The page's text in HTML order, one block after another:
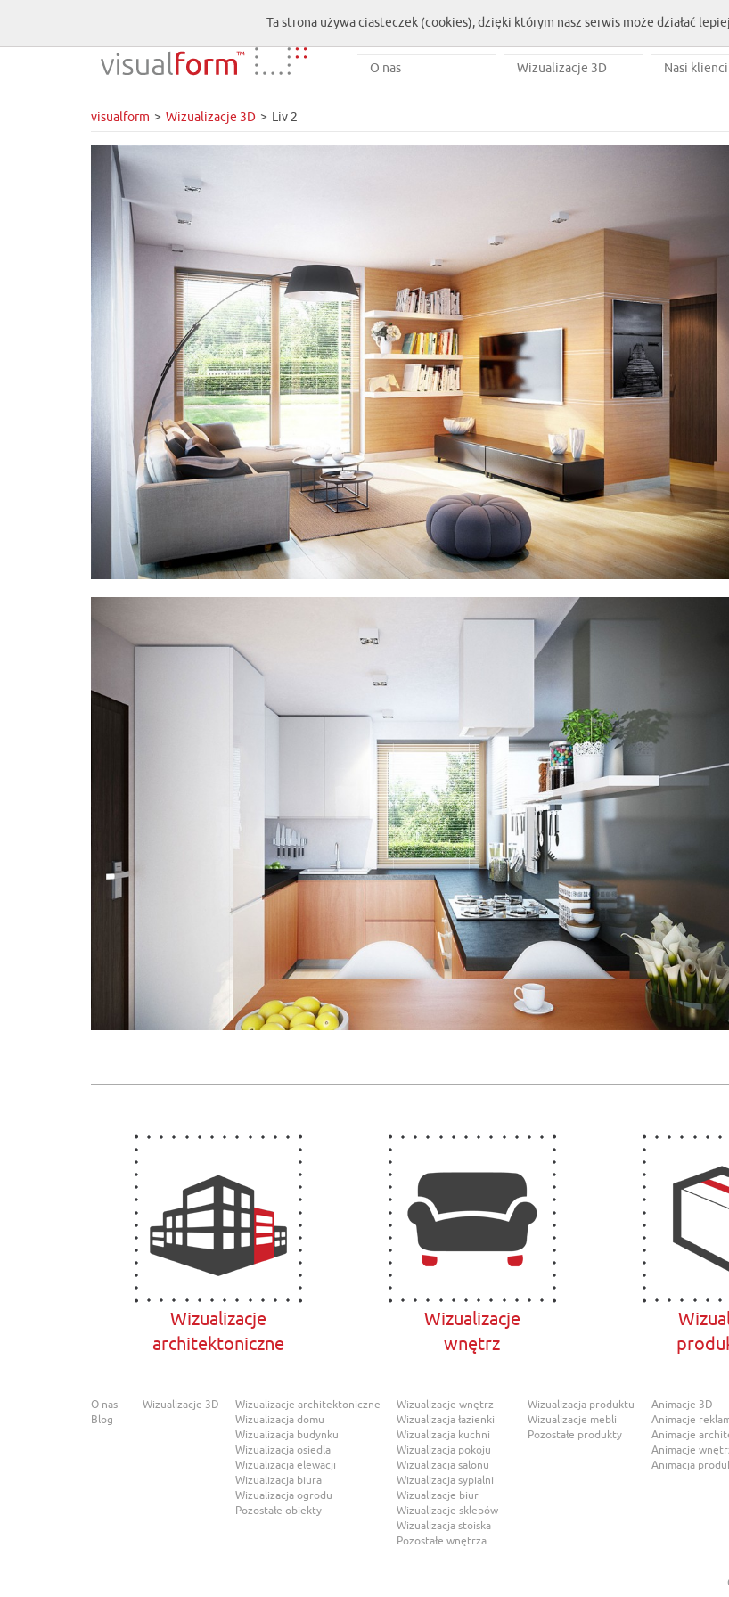
O nas Wizualizacje 3D Nasi klienci
visualform Wizualizacje 3D Liv 2
Wizualizacje
architektoniczne
Wizualizacje
wnętrz
O nas
Blog
Wizualizacje 3D
Wizualizacje architektoniczne
Wizualizacja domu
Wizualizacja budynku
Wizualizacja osiedla
Wizualizacja elewacji
Wizualizacja biura
Wizualizacja ogrodu
Pozostałe obiekty
Wizualizacje wnętrz
Wizualizacja łazienki
Wizualizacja kuchni
Wizualizacja pokoju
Wizualizacja salonu
Wizualizacja sypialni
Wizualizacje biur
Wizualizacje sklepów
Wizualizacja stoiska
Pozostałe wnętrza
Wizualizacja produktu
Wizualizacje mebli
Pozostałe produkty
Animacje 3D
Animacje
Animacje
Animacje
Animacja
Ta strona używa ciasteczek (cookies), dzięki którym nasz serwis może działać